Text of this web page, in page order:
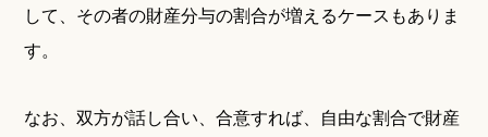
して、その者の財産分与の割合が増えるケースもありま
す。
なお、双方が話し合い、合意すれば、自由な割合で財産